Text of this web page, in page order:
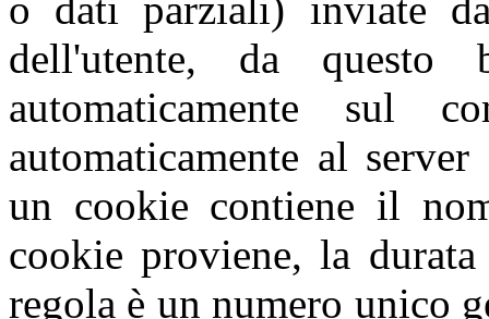
dell'utente, da questo
automaticamente sul
automaticamente al
un cookie contiene il
cookie proviene, la
regola è un numero unico